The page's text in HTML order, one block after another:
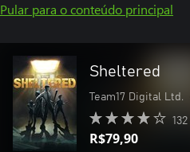
Pular para o conteúdo principal
Sheltered
Team17 Digital Ltd.
132
R$79,90